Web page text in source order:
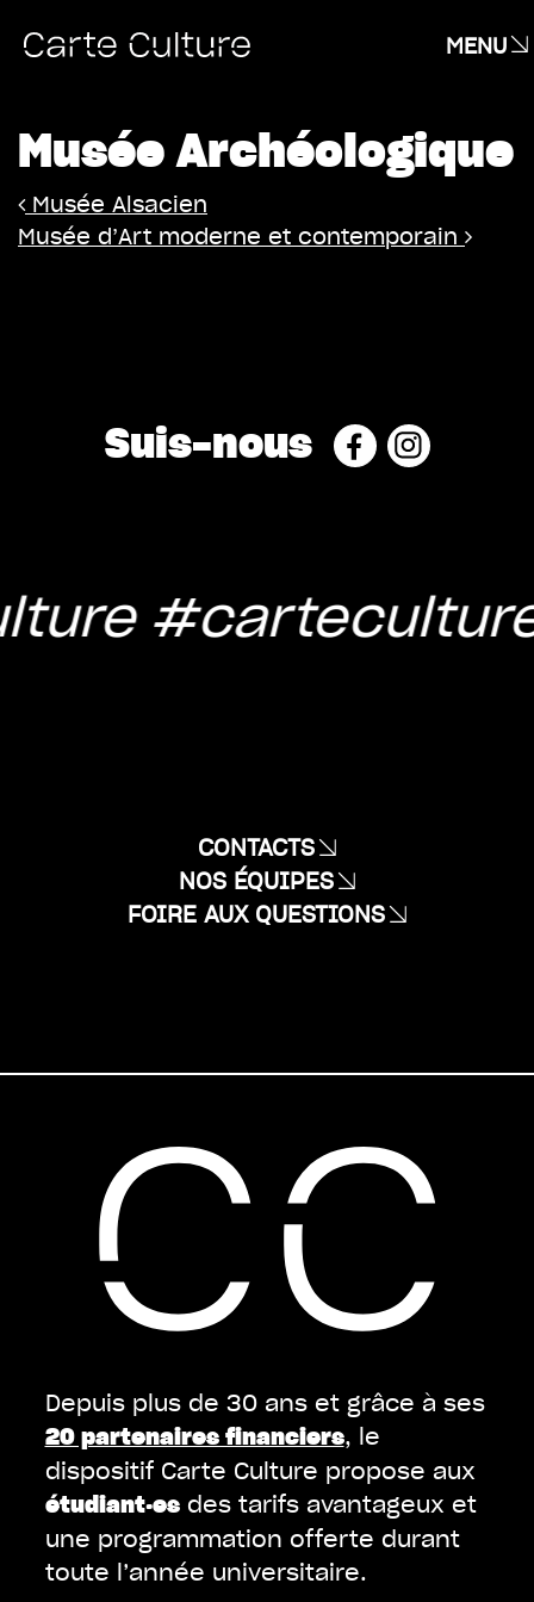
MENU
Musée Archéologique
Navigation
Musée Alsacien
Musée d’Art moderne et contemporain
Suis-nous
CONTACTS
NOS ÉQUIPES
FOIRE AUX QUESTIONS
Depuis plus de 30 ans et grâce à ses
20 partenaires financiers, le
dispositif Carte Culture propose aux
étudiant·esdes tarifs avantageux et
une programmation offerte durant
toute l’année universitaire.